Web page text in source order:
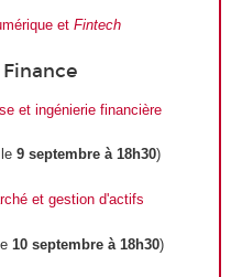
et Fintech
et ingénierie financière
9 septembre à 18h30)
et gestion d'actifs
10 septembre à 18h30)